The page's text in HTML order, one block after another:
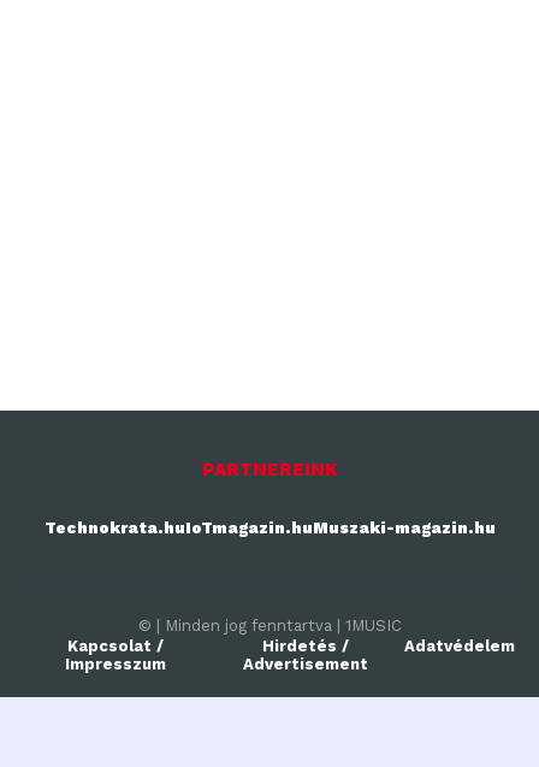
PARTNEREINK
Technokrata.huIoTmagazin.huMuszaki-magazin.hu
© | Minden jog fenntartva | 1MUSIC
Kapcsolat /
Impresszum
Hirdetés /
Advertisement
Adatvédelem